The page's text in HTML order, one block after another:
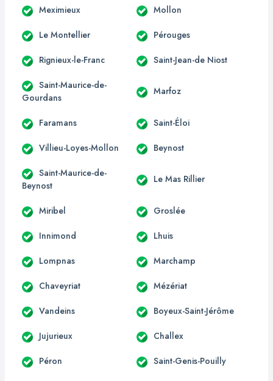
Meximieux Mollon
Le Montellier Pérouges
Rignieux-le-Franc Saint-Jean-de Niost
Saint-Maurice-de-
Gourdans
Marfoz
Faramans Saint-Éloi
Villieu-Loyes-Mollon Beynost
Saint-Maurice-de-
Beynost
Le Mas Rillier
Miribel Groslée
Innimond Lhuis
Lompnas Marchamp
Chaveyriat Mézériat
Vandeins Boyeux-Saint-Jérôme
Jujurieux Challex
Péron Saint-Genis-Pouilly